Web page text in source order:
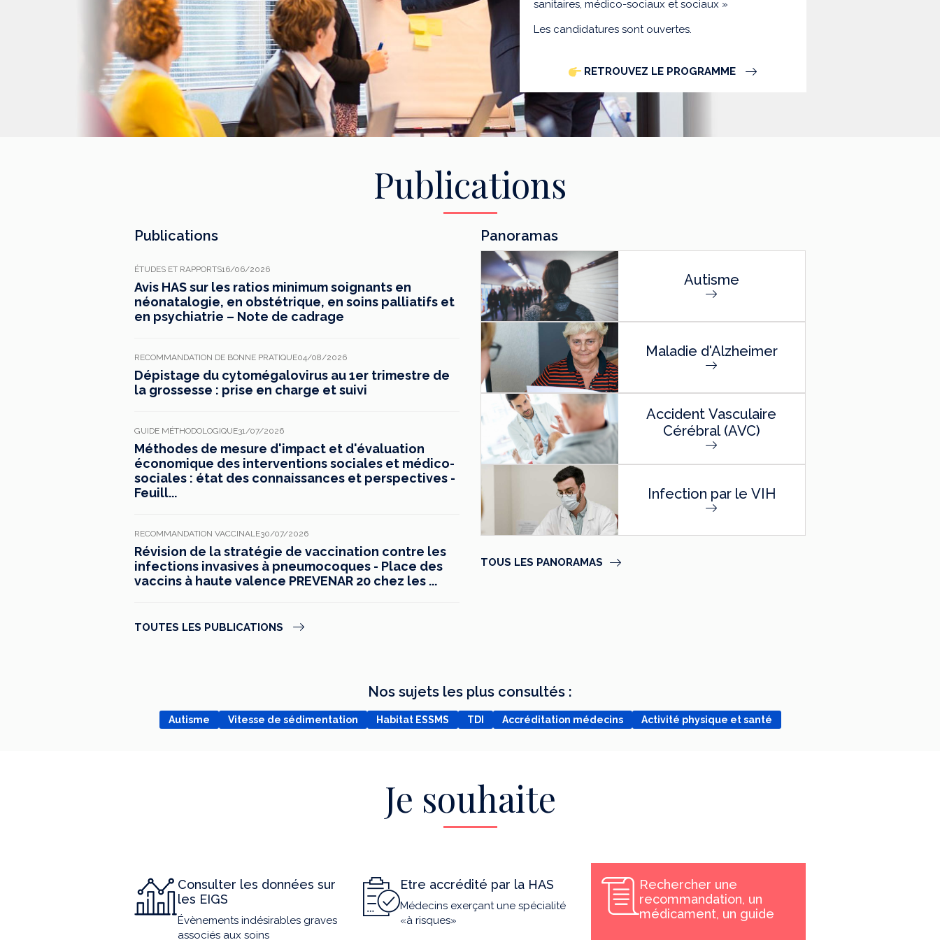
sanitaires, médico-sociaux et sociaux »
Les candidatures sont ouvertes.
RETROUVEZ LE PROGRAMME
Publications
Publications
ÉTUDES ET RAPPORTS16/06/2026
Avis HAS sur les ratios minimum soignants en
néonatalogie, en obstétrique, en soins palliatifs et
en psychiatrie – Note de cadrage
RECOMMANDATION DE BONNE PRATIQUE04/08/2026
Dépistage du cytomégalovirus au 1er trimestre de
la grossesse : prise en charge et suivi
GUIDE MÉTHODOLOGIQUE31/07/2026
Méthodes de mesure d'impact et d'évaluation
économique des interventions sociales et médico-
sociales : état des connaissances et perspectives -
Feuill...
RECOMMANDATION VACCINALE30/07/2026
Révision de la stratégie de vaccination contre les
infections invasives à pneumocoques - Place des
vaccins à haute valence PREVENAR 20 chez les ...
TOUTES LES PUBLICATIONS
Panoramas
Autisme
Maladie d'Alzheimer
Accident Vasculaire
Cérébral (AVC)
Infection par le VIH
TOUS LES PANORAMAS
Nos sujets les plus consultés :
Autisme Vitesse de sédimentation Habitat ESSMS TDI Accréditation médecins Activité physique et santé
Je souhaite
Consulter les données sur
les EIGS
Évènements indésirables graves
associés aux soins
Etre accrédité par la HAS
Médecins exerçant une spécialité
«à risques»
Rechercher une
recommandation, un
médicament, un guide